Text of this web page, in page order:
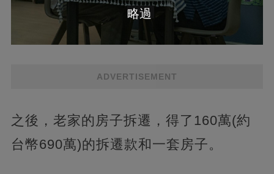
ADVERTISEMENT
之後，老家的房子拆遷，得了160萬(約
台幣690萬)的拆遷款和一套房子。
略過